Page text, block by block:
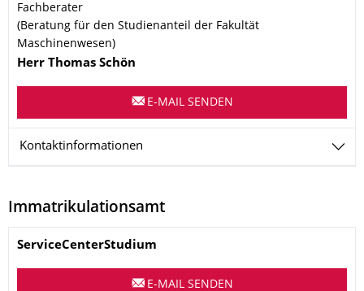
Name
Fachberater
(Beratung für den Studienanteil der Fakultät
Maschinenwesen)
Herr Thomas Schön
E-MAIL SENDEN
Kontaktinformationen
Immatrikulationsamt
Name
ServiceCenterStudium
E-MAIL SENDEN